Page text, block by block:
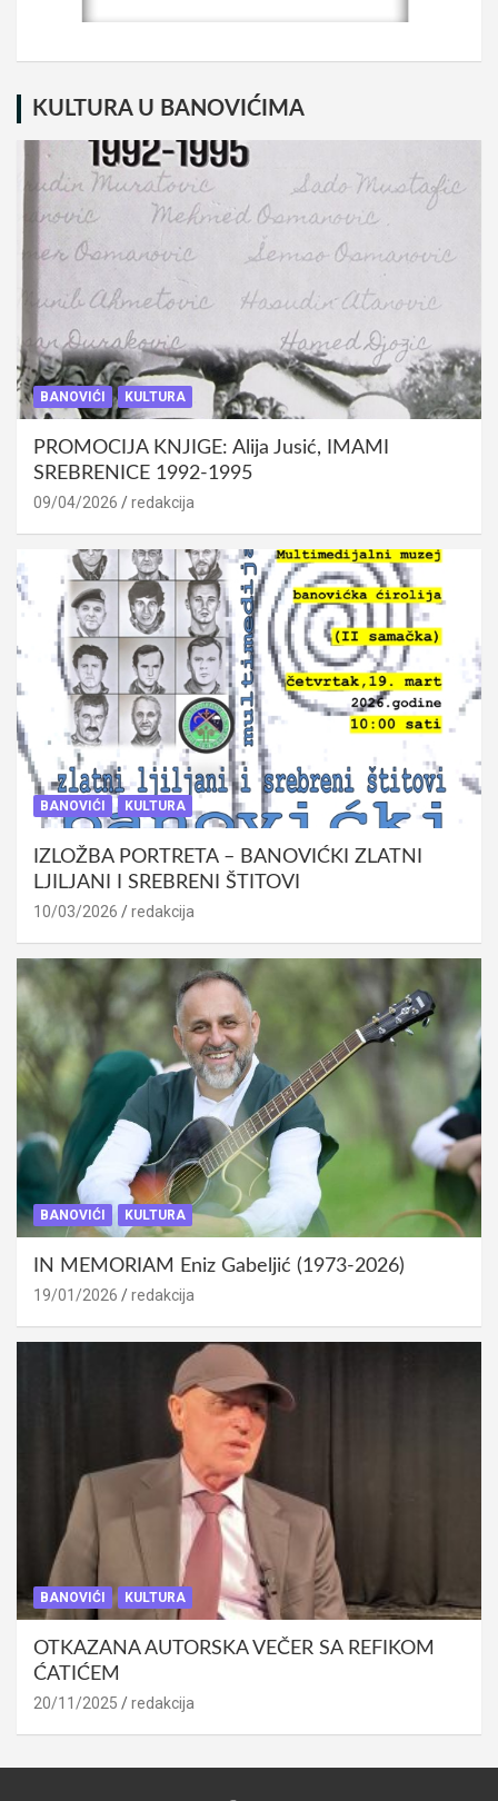
KULTURA U BANOVIĆIMA
BANOVIĆI KULTURA
PROMOCIJA KNJIGE: Alija Jusić, IMAMI
SREBRENICE 1992-1995
09/04/2026 redakcija
BANOVIĆI KULTURA
IZLOŽBA PORTRETA – BANOVIĆKI ZLATNI
LJILJANI I SREBRENI ŠTITOVI
10/03/2026 redakcija
BANOVIĆI KULTURA
IN MEMORIAM Eniz Gabeljić (1973-2026)
19/01/2026 redakcija
BANOVIĆI KULTURA
OTKAZANA AUTORSKA VEČER SA REFIKOM
ĆATIĆEM
20/11/2025 redakcija